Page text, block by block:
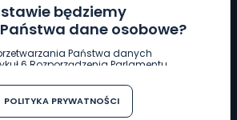
będziemy
dane osobowe?
Państwa danych
6 Rozporządzenia Parlamentu
fizycznych w związku z
osobowych w sprawie
takich danych oraz uchylenia
POLITYKA PRYWATNOŚCI